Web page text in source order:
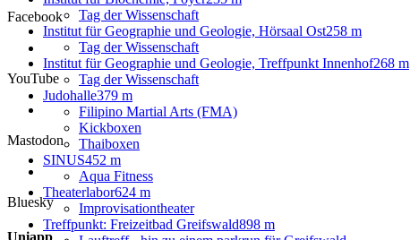
Tag der Wissenschaft
Institut für Geographie und Geologie, Hörsaal Ost258 m
Tag der Wissenschaft
Institut für Geographie und Geologie, Treffpunkt Innenhof268 m
Tag der Wissenschaft
Judohalle379 m
Filipino Martial Arts (FMA)
Kickboxen
Thaiboxen
SINUS452 m
Aqua Fitness
Theaterlabor624 m
Improvisationtheater
Treffpunkt: Freizeitbad Greifswald898 m
Facebook
YouTube
Mastodon
Bluesky
Uniapp